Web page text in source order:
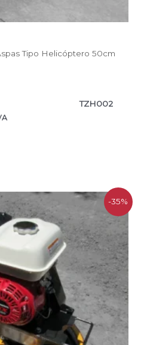
Tipo Helicóptero 50cm
TZH002
-35%
El
precio